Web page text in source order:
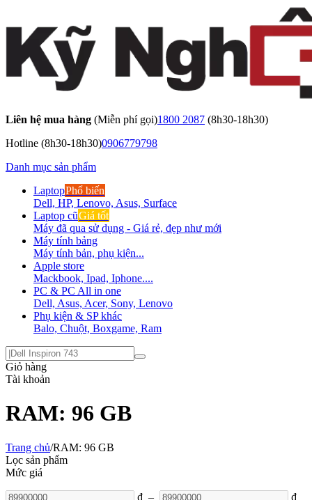
Liên hệ mua hàng (Miễn phí gọi)1800 2087 (8h30-18h30)
Hotline (8h30-18h30)0906779798
Danh mục sản phẩm
LaptopPhổ biến
Dell, HP, Lenovo, Asus, Surface
Laptop cũGiá tốt
Máy đã qua sử dụng - Giá rẻ, đẹp như mới
Máy tính bảng
Máy tính bản, phụ kiện...
Apple store
Mackbook, Ipad, Iphone....
PC & PC All in one
Dell, Asus, Acer, Sony, Lenovo
Phụ kiện & SP khác
Balo, Chuột, Boxgame, Ram
Giỏ hàng
Tài khoản
RAM: 96 GB
Trang chủ/RAM: 96 GB
Lọc sản phẩm
Mức giá
₫ – ₫